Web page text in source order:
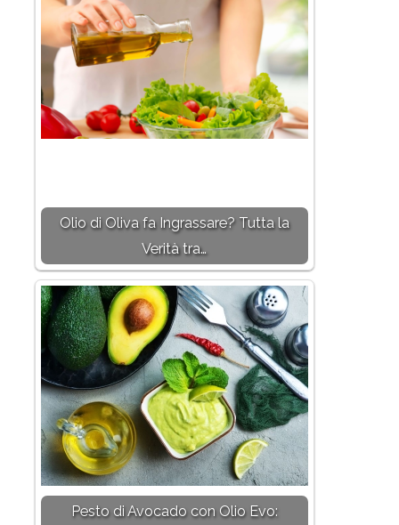
Olio di Oliva fa Ingrassare? Tutta la
Verità tra…
Pesto di Avocado con Olio Evo: